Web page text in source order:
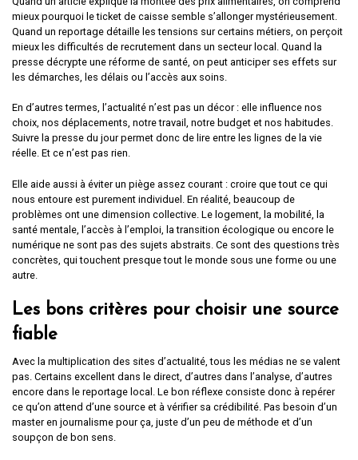
mieux pourquoi le ticket de caisse semble s’allonger mystérieusement.
Quand un reportage détaille les tensions sur certains métiers, on perçoit
mieux les difficultés de recrutement dans un secteur local. Quand la
presse décrypte une réforme de santé, on peut anticiper ses effets sur
les démarches, les délais ou l’accès aux soins.
En d’autres termes, l’actualité n’est pas un décor : elle influence nos
choix, nos déplacements, notre travail, notre budget et nos habitudes.
Suivre la presse du jour permet donc de lire entre les lignes de la vie
réelle. Et ce n’est pas rien.
Elle aide aussi à éviter un piège assez courant : croire que tout ce qui
nous entoure est purement individuel. En réalité, beaucoup de
problèmes ont une dimension collective. Le logement, la mobilité, la
santé mentale, l’accès à l’emploi, la transition écologique ou encore le
numérique ne sont pas des sujets abstraits. Ce sont des questions très
concrètes, qui touchent presque tout le monde sous une forme ou une
autre.
Les bons critères pour choisir une source
fiable
Avec la multiplication des sites d’actualité, tous les médias ne se valent
pas. Certains excellent dans le direct, d’autres dans l’analyse, d’autres
encore dans le reportage local. Le bon réflexe consiste donc à repérer
ce qu’on attend d’une source et à vérifier sa crédibilité. Pas besoin d’un
master en journalisme pour ça, juste d’un peu de méthode et d’un
soupçon de bon sens.